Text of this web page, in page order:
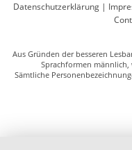
Datenschutzerklärung|
Aus Gründen der besseren
Sprachformen
Sämtliche